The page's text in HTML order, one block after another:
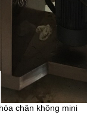
chân không mini